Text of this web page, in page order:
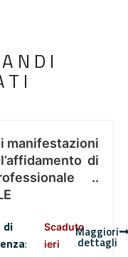
manifestazioni
di
..
di
:
Scaduto
ieri
Maggiori
dettagli